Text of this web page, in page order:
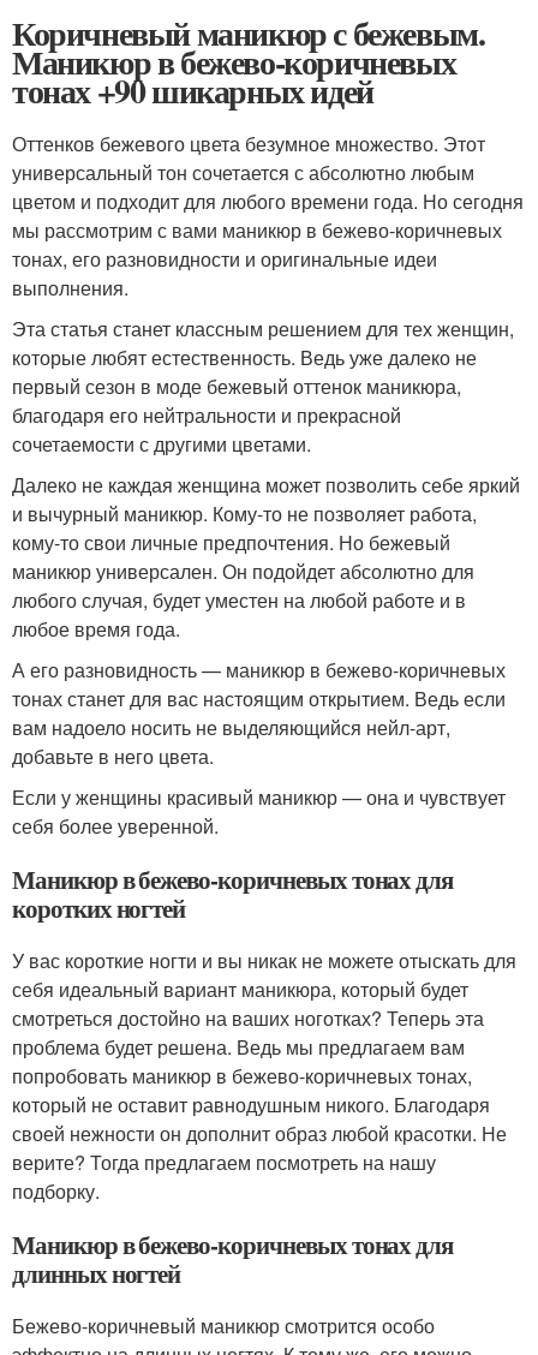
Коричневый маникюр с бежевым.
Маникюр в бежево-коричневых
тонах +90 шикарных идей
Оттенков бежевого цвета безумное множество. Этот
универсальный тон сочетается с абсолютно любым
цветом и подходит для любого времени года. Но сегодня
мы рассмотрим с вами маникюр в бежево-коричневых
тонах, его разновидности и оригинальные идеи
выполнения.
Эта статья станет классным решением для тех женщин,
которые любят естественность. Ведь уже далеко не
первый сезон в моде бежевый оттенок маникюра,
благодаря его нейтральности и прекрасной
сочетаемости с другими цветами.
Далеко не каждая женщина может позволить себе яркий
и вычурный маникюр. Кому-то не позволяет работа,
кому-то свои личные предпочтения. Но бежевый
маникюр универсален. Он подойдет абсолютно для
любого случая, будет уместен на любой работе и в
любое время года.
А его разновидность — маникюр в бежево-коричневых
тонах станет для вас настоящим открытием. Ведь если
вам надоело носить не выделяющийся нейл-арт,
добавьте в него цвета.
Если у женщины красивый маникюр — она и чувствует
себя более уверенной.
Маникюр в бежево-коричневых тонах для
коротких ногтей
У вас короткие ногти и вы никак не можете отыскать для
себя идеальный вариант маникюра, который будет
смотреться достойно на ваших ноготках? Теперь эта
проблема будет решена. Ведь мы предлагаем вам
попробовать маникюр в бежево-коричневых тонах,
который не оставит равнодушным никого. Благодаря
своей нежности он дополнит образ любой красотки. Не
верите? Тогда предлагаем посмотреть на нашу
подборку.
Маникюр в бежево-коричневых тонах для
длинных ногтей
Бежево-коричневый маникюр смотрится особо